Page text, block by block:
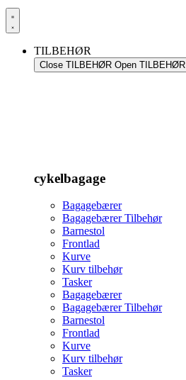
TILBEHØR
Close TILBEHØR Open TILBEHØR
cykelbagage
Bagagebærer
Bagagebærer Tilbehør
Barnestol
Frontlad
Kurve
Kurv tilbehør
Tasker
Bagagebærer
Bagagebærer Tilbehør
Barnestol
Frontlad
Kurve
Kurv tilbehør
Tasker